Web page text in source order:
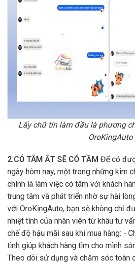
Lấy chữ tín làm đầu là phương
OroKingAuto
2.CÓ TÂM ẮT SẼ CÓ TẦM Để có
ngày hôm nay, một trong những kim
chính là làm việc có tâm với khách
trung tâm và phát triển nhờ sự hài
với OroKingAuto, bạn sẽ không chỉ
nhiệt tình của nhân viên từ khâu tư
chế độ hậu mãi sau khi mua hàng: -
tình giúp khách hàng tìm cho mình
Theo dõi sử dụng và chăm sóc toàn